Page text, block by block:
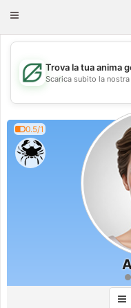
Toggle
💖
Trova la tua anima
Scarica subito la
0.5/1